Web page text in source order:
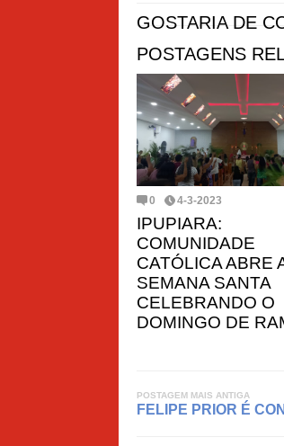
GOSTARIA DE
POSTAGENS
0 4-3-2023
IPUPIARA:
COMUNIDADE
CATÓLICA ABRE
SEMANA SANTA
CELEBRANDO O
DOMINGO DE
POSTAGEM MAIS ANTIGA
FELIPE PRIOR É